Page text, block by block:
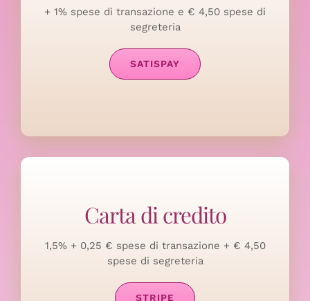
+ 1% spese di transazione e € 4,50 spese di
segreteria
SATISPAY
Carta di credito
1,5% + 0,25 € spese di transazione + € 4,50
spese di segreteria
STRIPE